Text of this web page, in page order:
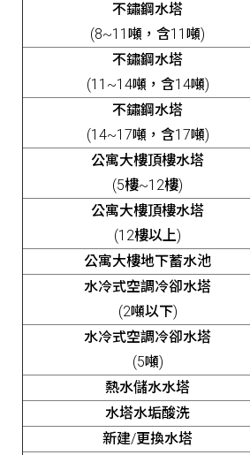
不鏽鋼水塔
(8~11噸，含11噸)
不鏽鋼水塔
(11~14噸，含14噸)
不鏽鋼水塔
(14~17噸，含17噸)
公寓大樓頂樓水塔
(5樓~12樓)
公寓大樓頂樓水塔
(12樓以上)
公寓大樓地下蓄水池
水冷式空調冷卻水塔
(2噸以下)
水冷式空調冷卻水塔
(5噸)
熱水儲水水塔
水塔水垢酸洗
新建/更換水塔